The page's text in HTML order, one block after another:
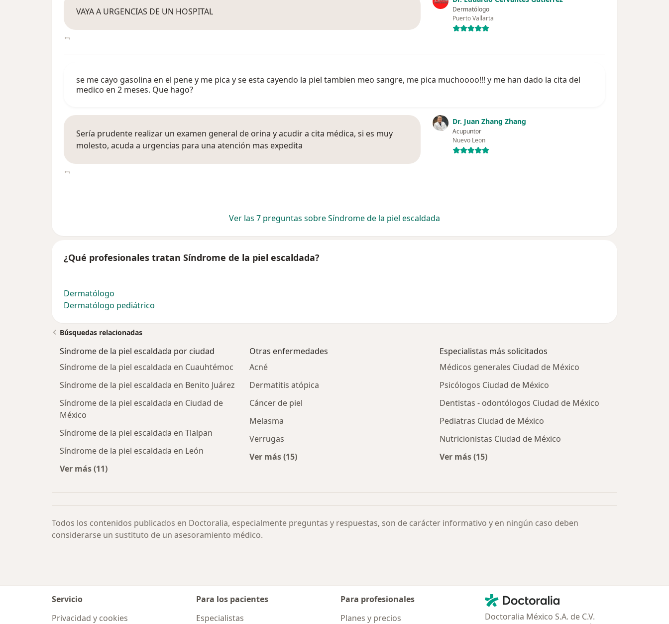
Dermatólogo
Puerto Vallarta
VAYA A URGENCIAS DE UN HOSPITAL
se me cayo gasolina en el pene y me pica y se esta cayendo la piel tambien meo sangre, me pica muchoooo!!! y me han dado la cita del
medico en 2 meses. Que hago?
Dr. Juan Zhang Zhang
Acupuntor
Nuevo Leon
Sería prudente realizar un examen general de orina y acudir a cita médica, si es muy
molesto, acuda a urgencias para una atención mas expedita
Ver las 7 preguntas sobre Síndrome de la piel escaldada
¿Qué profesionales tratan Síndrome de la piel escaldada?
Dermatólogo
Dermatólogo pediátrico
Búsquedas relacionadas
Síndrome de la piel escaldada por ciudad
Síndrome de la piel escaldada en Cuauhtémoc
Síndrome de la piel escaldada en Benito Juárez
Síndrome de la piel escaldada en Ciudad de
México
Síndrome de la piel escaldada en Tlalpan
Síndrome de la piel escaldada en León
Ver más (11)
Otras enfermedades
Acné
Dermatitis atópica
Cáncer de piel
Melasma
Verrugas
Ver más (15)
Especialistas más solicitados
Médicos generales Ciudad de México
Psicólogos Ciudad de México
Dentistas - odontólogos Ciudad de México
Pediatras Ciudad de México
Nutricionistas Ciudad de México
Ver más (15)
Todos los contenidos publicados en Doctoralia, especialmente preguntas y respuestas, son de carácter informativo y en ningún caso deben
considerarse un sustituto de un asesoramiento médico.
Servicio
Privacidad y cookies
Para los pacientes
Especialistas
Para profesionales
Planes y precios
Contacto
Doctoralia - Página de inicio
Doctoralia México S.A. de C.V.